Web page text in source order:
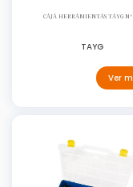
CAJA HERRAMIENTAS TAYG
TAYG
Ver